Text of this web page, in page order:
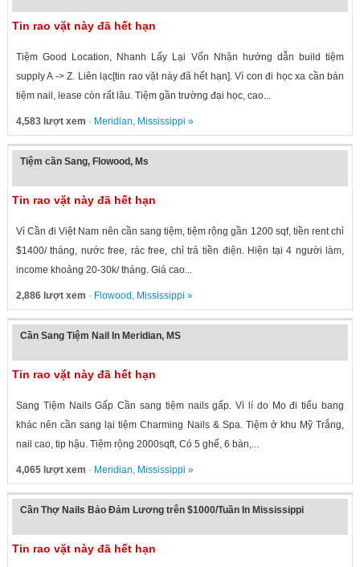
Tin rao vặt này đã hết hạn
Tiệm Good Location, Nhanh Lấy Lại Vốn Nhận hướng dẫn build tiệm
supply A -> Z. Liên lạc[tin rao vặt này đã hết hạn]. Vì con đi học xa cần bán
tiệm nail, lease còn rất lâu. Tiệm gần trường đại học, cao...
4,583 lượt xem · Meridian, Mississippi »
Tiệm cần Sang, Flowood, Ms
Tin rao vặt này đã hết hạn
Vì Cần đi Việt Nam nên cần sang tiệm, tiệm rộng gần 1200 sqf, tiền rent chỉ
$1400/ tháng, nước free, rác free, chỉ trả tiền điện. Hiện tại 4 người làm,
income khoảng 20-30k/ tháng. Giá cao...
2,886 lượt xem · Flowood , Mississippi »
Cần Sang Tiệm Nail In Meridian, MS
Tin rao vặt này đã hết hạn
Sang Tiệm Nails Gấp Cần sang tiệm nails gấp. Vì lí do Mo đi tiểu bang
khác nên cần sang lại tiệm Charming Nails & Spa. Tiệm ở khu Mỹ Trắng,
nail cao, tip hậu. Tiệm rộng 2000sqft, Có 5 ghế, 6 bàn,...
4,065 lượt xem · Meridian, Mississippi »
Cần Thợ Nails Bảo Đảm Lương trên $1000/Tuần In Mississippi
Tin rao vặt này đã hết hạn